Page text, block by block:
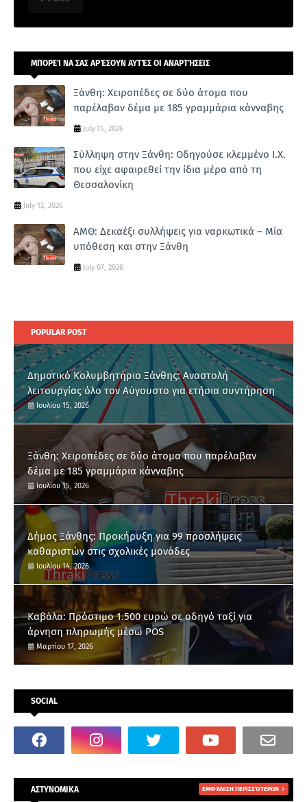
ΜΠΟΡΕΊ ΝΑ ΣΑΣ ΑΡΈΣΟΥΝ ΑΥΤΈΣ ΟΙ ΑΝΑΡΤΉΣΕΙΣ
Ξάνθη: Χειροπέδες σε δύο άτομα που
παρέλαβαν δέμα με 185 γραμμάρια κάνναβης
July 15, 2026
Σύλληψη στην Ξάνθη: Οδηγούσε κλεμμένο Ι.Χ.
που είχε αφαιρεθεί την ίδια μέρα από τη
Θεσσαλονίκη
July 12, 2026
ΑΜΘ: Δεκαέξι συλλήψεις για ναρκωτικά – Μία
υπόθεση και στην Ξάνθη
July 07, 2026
POPULAR POST
Δημοτικό Κολυμβητήριο Ξάνθης: Αναστολή
λειτουργίας όλο τον Αύγουστο για ετήσια συντήρηση
Ιουλίου 15, 2026
Ξάνθη: Χειροπέδες σε δύο άτομα που παρέλαβαν
δέμα με 185 γραμμάρια κάνναβης
Ιουλίου 15, 2026
Δήμος Ξάνθης: Προκήρυξη για 99 προσλήψεις
καθαριστών στις σχολικές μονάδες
Ιουλίου 14, 2026
Καβάλα: Πρόστιμο 1.500 ευρώ σε οδηγό ταξί για
άρνηση πληρωμής μέσω POS
Μαρτίου 17, 2026
SOCIAL
ΑΣΤΥΝΟΜΙΚΑ ΕΜΦΆΝΙΣΗ ΠΕΡΙΣΣΌΤΕΡΩΝ